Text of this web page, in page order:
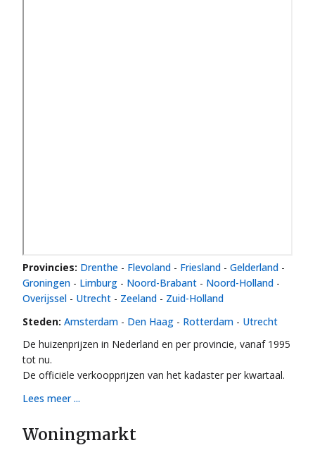
Provincies: Drenthe - Flevoland - Friesland - Gelderland -
Groningen - Limburg - Noord-Brabant - Noord-Holland -
Overijssel - Utrecht - Zeeland - Zuid-Holland
Steden: Amsterdam - Den Haag - Rotterdam - Utrecht
De huizenprijzen in Nederland en per provincie, vanaf 1995
tot nu.
De officiële verkoopprijzen van het kadaster per kwartaal.
Lees meer ...
Woningmarkt